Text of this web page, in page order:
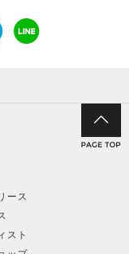
ース
スト